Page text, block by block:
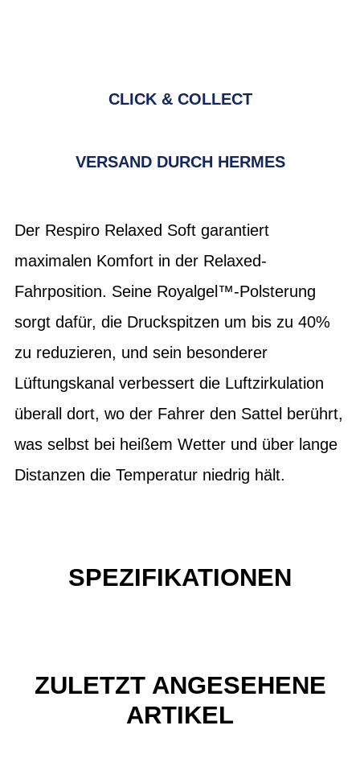
CLICK & COLLECT
VERSAND DURCH HERMES
Der Respiro Relaxed Soft garantiert
maximalen Komfort in der Relaxed-
Fahrposition. Seine Royalgel™-Polsterung
sorgt dafür, die Druckspitzen um bis zu 40%
zu reduzieren, und sein besonderer
Lüftungskanal verbessert die Luftzirkulation
überall dort, wo der Fahrer den Sattel berührt,
was selbst bei heißem Wetter und über lange
Distanzen die Temperatur niedrig hält.
SPEZIFIKATIONEN
ZULETZT ANGESEHENE
ARTIKEL